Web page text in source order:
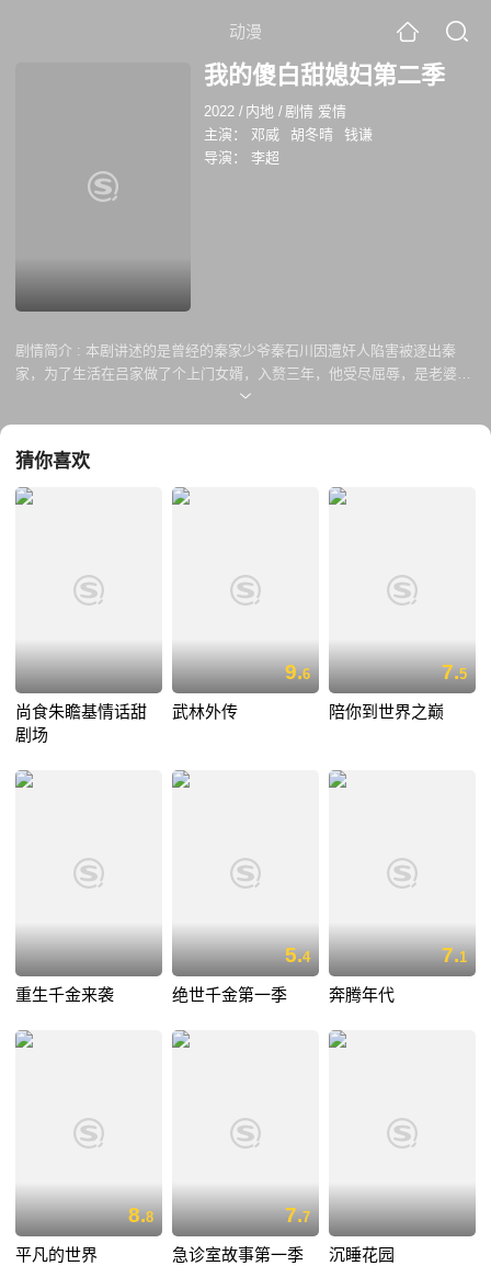
动漫
我的傻白甜媳妇第二季
2022 / 内地 /剧情 爱情
主演：
邓威 胡冬晴
钱谦
导演：
李超
剧情简介 : 本剧讲述的是曾经的秦家少爷秦石川因遭奸人陷害被逐出秦
家，为了生活在吕家做了个上门女婿，入赘三年，他受尽屈辱，是老婆家
人、亲戚眼里的穷逼，废物。然而——谁能想到华夏第一电商帝国大马哥
废竟然还是权可通天，富可敌国的燕京第一世家的大少爷……卷土重来的
他又将掀起什么样的血雨腥风？
猜你喜欢
尚食朱瞻基情话甜
剧场
9.6
武林外传
7.5
陪你到世界之巅
重生千金来袭
5.4
绝世千金第一季
7.1
奔腾年代
8.8
平凡的世界
7.7
急诊室故事第一季 沉睡花园